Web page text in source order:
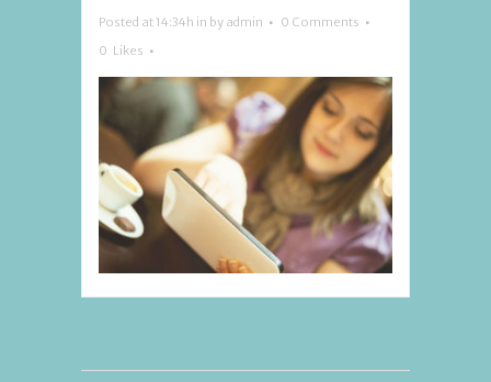
Posted at 14:34h in by admin
0 Comments
0 Likes